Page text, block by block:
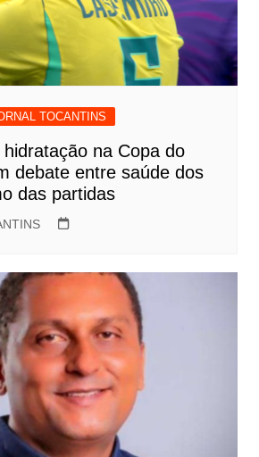
TOCANTINS
na Copa do
debate entre saúde dos
das partidas